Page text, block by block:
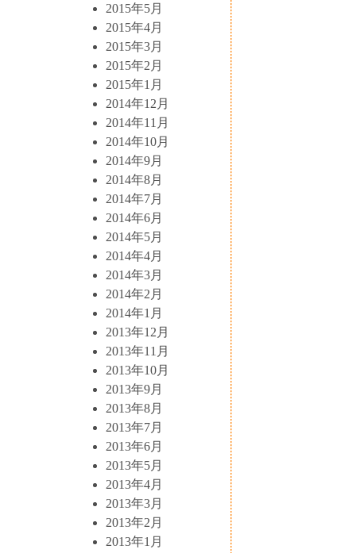
2015年5月
2015年4月
2015年3月
2015年2月
2015年1月
2014年12月
2014年11月
2014年10月
2014年9月
2014年8月
2014年7月
2014年6月
2014年5月
2014年4月
2014年3月
2014年2月
2014年1月
2013年12月
2013年11月
2013年10月
2013年9月
2013年8月
2013年7月
2013年6月
2013年5月
2013年4月
2013年3月
2013年2月
2013年1月